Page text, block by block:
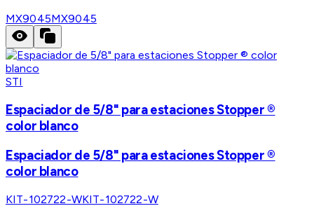
MX9045MX9045
STI
Espaciador de 5/8" para estaciones Stopper ®
color blanco
Espaciador de 5/8" para estaciones Stopper ®
color blanco
KIT-102722-WKIT-102722-W